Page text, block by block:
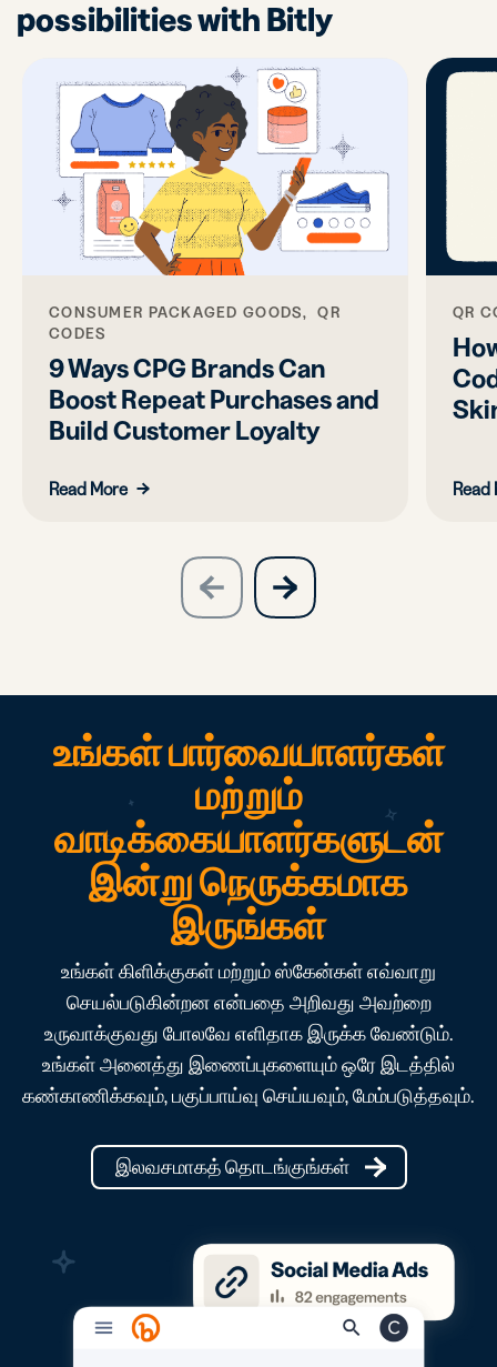
possibilities with Bitly
CONSUMER PACKAGED GOODS, QR
CODES
9 Ways CPG Brands Can
Boost Repeat Purchases and
Build Customer Loyalty
Read More
QR
Read
previous
slide
next
slide
உங்கள் பார்வையாளர்கள்
மற்றும்
வாடிக்கையாளர்களுடன்
இன்று நெருக்கமாக
இருங்கள்
உங்கள் கிளிக்குகள் மற்றும் ஸ்கேன்கள் எவ்வாறு
செயல்படுகின்றன என்பதை அறிவது அவற்றை
உருவாக்குவது போலவே எளிதாக இருக்க வேண்டும்.
உங்கள் அனைத்து இணைப்புகளையும் ஒரே இடத்தில்
கண்காணிக்கவும், பகுப்பாய்வு செய்யவும், மேம்படுத்தவும்.
இலவசமாகத் தொடங்குங்கள்